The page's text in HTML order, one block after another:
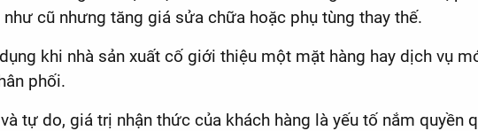
cũ nhưng tăng giá sửa chữa hoặc phụ tùng thay thế.
khi nhà sản xuất cố giới thiệu một mặt hàng hay dịch vụ
phối.
tự do, giá trị nhận thức của khách hàng là yếu tố nắm quyền